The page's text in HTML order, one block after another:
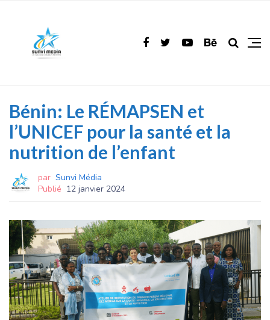
Bénin: Le RÉMAPSEN et
l’UNICEF pour la santé et la
nutrition de l’enfant
par Sunvi Média
Publié 12 janvier 2024